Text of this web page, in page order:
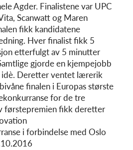
Agder. Finalistene var UPC
Scanwatt og Maren
fikk kandidatene
Hver finalist fikk 5
etterfulgt av 5 minutter
gjorde en kjempejobb
idè. Deretter ventet lærerik
finalen i Europas største
for de tre
førstepremien fikk deretter
i forbindelse med Oslo